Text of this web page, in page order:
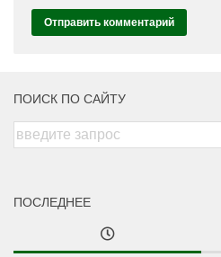
ПОИСК ПО САЙТУ
ПОСЛЕДНЕЕ